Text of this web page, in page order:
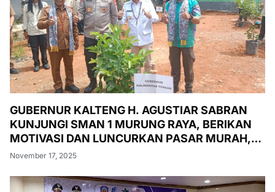
GUBERNUR KALTENG H. AGUSTIAR SABRAN
KUNJUNGI SMAN 1 MURUNG RAYA, BERIKAN
MOTIVASI DAN LUNCURKAN PASAR MURAH,
PENANAMAN POHON, DAN PEMERIKSAAN
November 17, 2025